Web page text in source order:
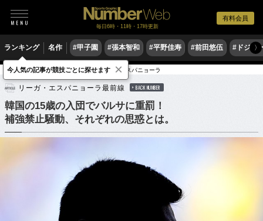
有料会員
毎日6時・11時・17時更新
ランキング 名作 #甲子園 #張本智和 #平野佳寿 #前田悠伍 #ドジャ
〉
サッカー 海外サッカー リーガ・エスパニョーラ
リーガ・エスパニョーラ最前線 BACK NUMBER
韓国の15歳の入団でバルサに重罰！
補強禁止騒動、それぞれの思惑とは。
今人気の記事が競技ごとに探せます ×